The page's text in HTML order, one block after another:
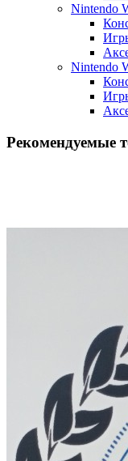
Nintendo
Nintendo
Рекомендуемые